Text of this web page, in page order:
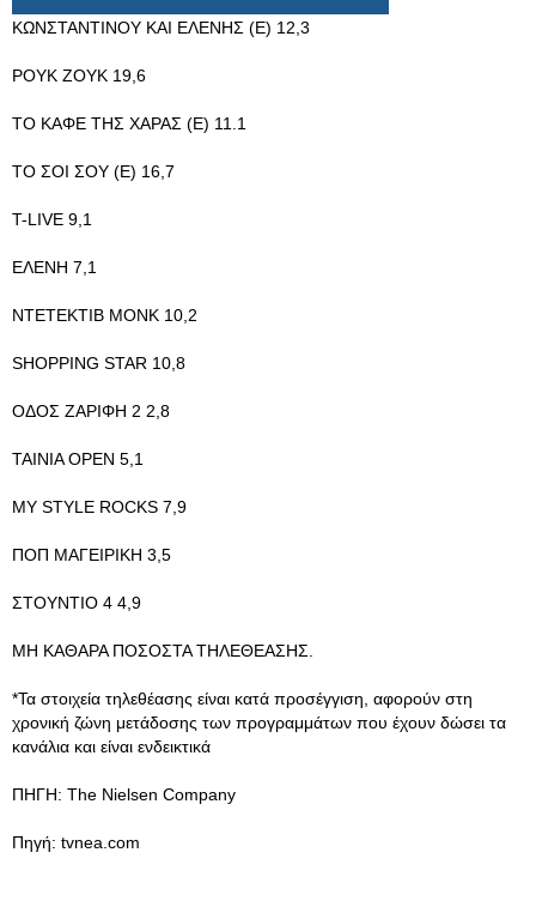
ΚΩΝΣΤΑΝΤΙΝΟΥ ΚΑΙ ΕΛΕΝΗΣ (Ε) 12,3
ΡΟΥΚ ΖΟΥΚ 19,6
ΤΟ ΚΑΦΕ ΤΗΣ ΧΑΡΑΣ (Ε) 11.1
ΤΟ ΣΟΙ ΣΟΥ (Ε) 16,7
T-LIVE 9,1
ΕΛΕΝΗ 7,1
ΝΤΕΤΕΚΤΙΒ ΜΟΝΚ 10,2
SHOPPING STAR 10,8
ΟΔΟΣ ΖΑΡΙΦΗ 2 2,8
ΤΑΙΝΙΑ OPEN 5,1
MY STYLE ROCKS 7,9
ΠΟΠ ΜΑΓΕΙΡΙΚΗ 3,5
ΣΤΟΥΝΤΙΟ 4 4,9
ΜΗ ΚΑΘΑΡΑ ΠΟΣΟΣΤΑ ΤΗΛΕΘΕΑΣΗΣ.
*Τα στοιχεία τηλεθέασης είναι κατά προσέγγιση, αφορούν στη
χρονική ζώνη μετάδοσης των προγραμμάτων που έχουν δώσει τα
κανάλια και είναι ενδεικτικά
ΠΗΓΗ: The Nielsen Company
Πηγή: tvnea.com